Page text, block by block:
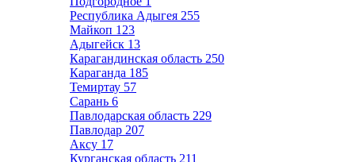
Республика Адыгея 255
Майкоп 123
Адыгейск 13
Карагандинская область 250
Караганда 185
Темиртау 57
Сарань 6
Павлодарская область 229
Павлодар 207
Аксу 17
Курганская область 211